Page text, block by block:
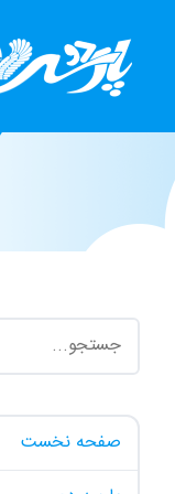
صفحه نخست